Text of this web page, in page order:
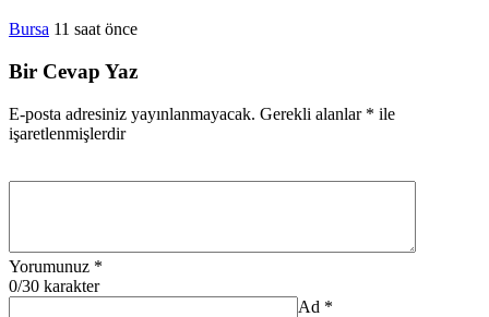
Bursa 11 saat önce
Bir Cevap Yaz
E-posta adresiniz yayınlanmayacak. Gerekli alanlar * ile
işaretlenmişlerdir
Yorumunuz *
0/30 karakter
Ad *